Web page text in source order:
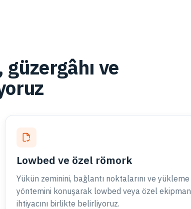
ve
Lowbed ve özel römork
Yükün zeminini, bağlantı noktalarını ve yükleme
yöntemini konuşarak lowbed veya özel ekipman
ihtiyacını birlikte belirliyoruz.